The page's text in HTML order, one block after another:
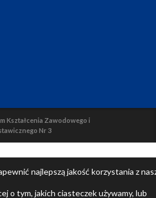
Kształcenia Zawodowego i
Nr 3
najlepszą jakość korzystania z
o tym, jakich ciasteczek używamy, lub